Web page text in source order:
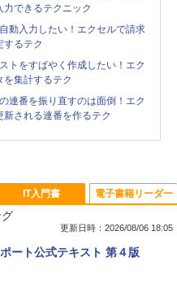
できるテクニック
動入力したい！エクセルで請求
するテク
トをすばやく作成したい！エク
集計するテク
連番を振り直すのは面倒！エク
される連番を作るテク
MacBook Neo A18 Proチッ
のために設計、Liquid Ret
カード - 800 Robux 【限
ード】 ロブロックス | オン
IT入門書
更新日時：2026/08/06 18:05
ート公式テキスト 第４版
電子書籍リーダー